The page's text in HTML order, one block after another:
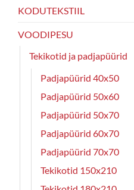
KODUTEKSTIIL
VOODIPESU
Tekikotid ja padjapüürid
Padjapüürid 40x50
Padjapüürid 50x60
Padjapüürid 50x70
Padjapüürid 60x70
Padjapüürid 70x70
Tekikotid 150x210